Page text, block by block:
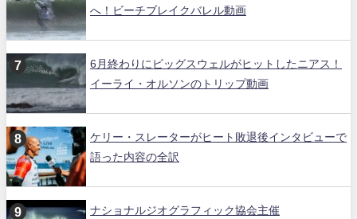
へ！ビーチブレイクバレル動画
6月終わりにビッグスウェルがヒットしたニアス！
イーライ・オルソンのトリップ動画
ケリー・スレーターがヒート敗退後インタビューで
語った内容の全訳
ナショナルジオグラフィック協会主催